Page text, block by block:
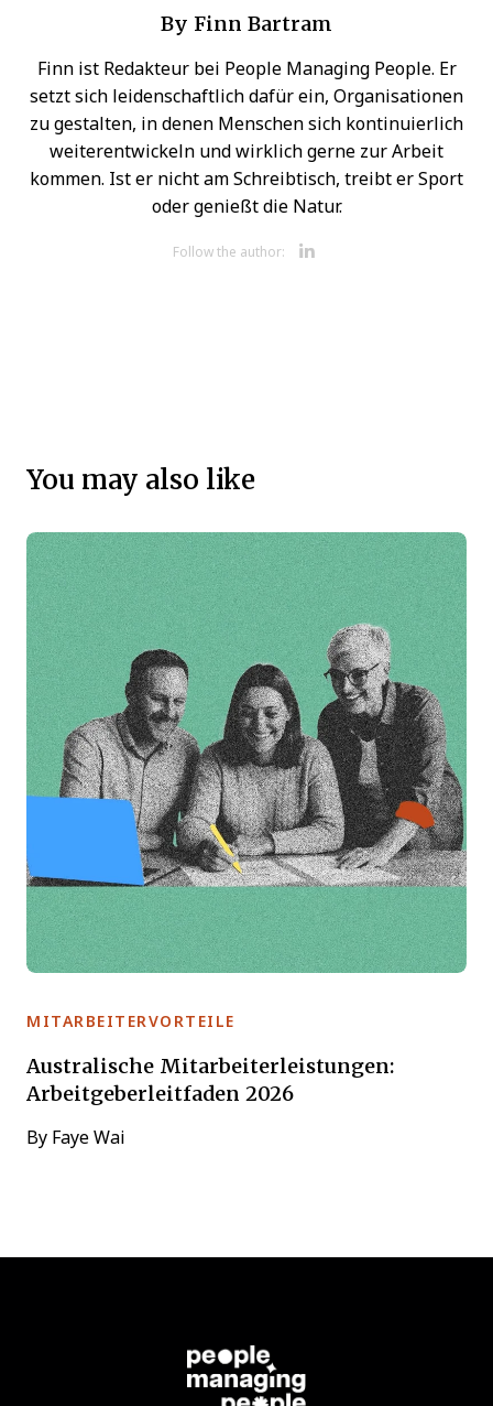
By Finn Bartram
Finn ist Redakteur bei People Managing People. Er
setzt sich leidenschaftlich dafür ein, Organisationen
zu gestalten, in denen Menschen sich kontinuierlich
weiterentwickeln und wirklich gerne zur Arbeit
kommen. Ist er nicht am Schreibtisch, treibt er Sport
oder genießt die Natur.
Follow the author:
You may also like
MITARBEITERVORTEILE
Australische Mitarbeiterleistungen:
Arbeitgeberleitfaden 2026
By Faye Wai